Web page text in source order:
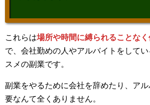
これらは場所や時間に縛られることな
で、会社勤めの人やアルバイトをして
スメの副業です。
副業をやるために会社を辞めたり、ア
要なんて全くありません。